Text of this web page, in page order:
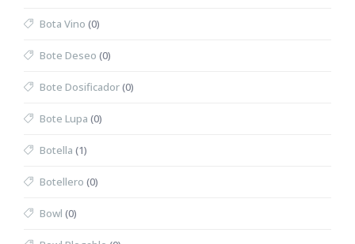
Bota Vino (0)
Bote Deseo (0)
Bote Dosificador(0)
Bote Lupa (0)
Botella (1)
Botellero (0)
Bowl (0)